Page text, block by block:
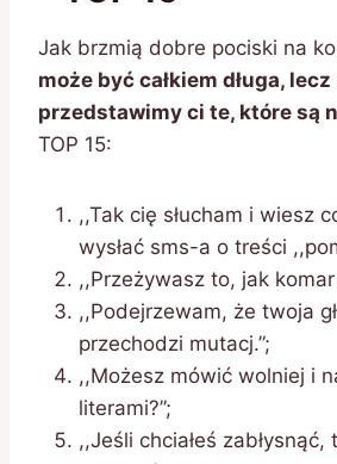
Jak brzmią dobre pociski na
może być całkiem długa,
przedstawimy ci te, które są
TOP 15:
,,Tak cię słucham i wiesz
wysłać sms-a o treści
,,Przeżywasz to, jak komar
,,Podejrzewam, że twoja
przechodzi mutacj.”;
,,Możesz mówić wolniej i
literami?”;
,,Jeśli chciałeś zabłysnąć,